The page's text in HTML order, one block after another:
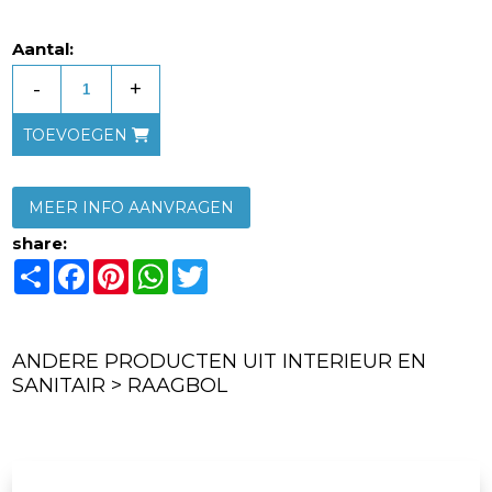
Aantal:
- +
TOEVOEGEN
MEER INFO AANVRAGEN
share:
ShareFacebook
PinterestWhatsApp
ANDERE PRODUCTEN UIT INTERIEUR EN
SANITAIR > RAAGBOL